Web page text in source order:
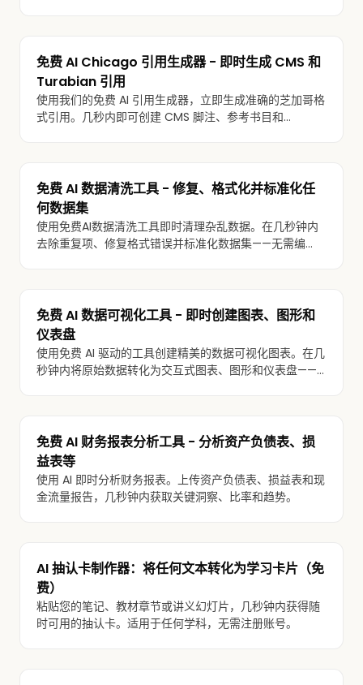
免费 AI Chicago 引用生成器 - 即时生成 CMS 和
Turabian 引用
使用我们的免费 AI 引用生成器，立即生成准确的芝加哥格
式引用。几秒内即可创建 CMS 脚注、参考书目和
免费 AI 数据清洗工具 - 修复、格式化并标准化任
何数据集
使用免费AI数据清洗工具即时清理杂乱数据。在几秒钟内
去除重复项、修复格式错误并标准化数据集——无需编
免费 AI 数据可视化工具 - 即时创建图表、图形和
仪表盘
使用免费 AI 驱动的工具创建精美的数据可视化图表。在几
秒钟内将原始数据转化为交互式图表、图形和仪表盘——
免费 AI 财务报表分析工具 - 分析资产负债表、损
益表等
使用 AI 即时分析财务报表。上传资产负债表、损益表和现
金流量报告，几秒钟内获取关键洞察、比率和趋势。
AI 抽认卡制作器：将任何文本转化为学习卡片（免
费）
粘贴您的笔记、教材章节或讲义幻灯片，几秒钟内获得随
时可用的抽认卡。适用于任何学科，无需注册账号。